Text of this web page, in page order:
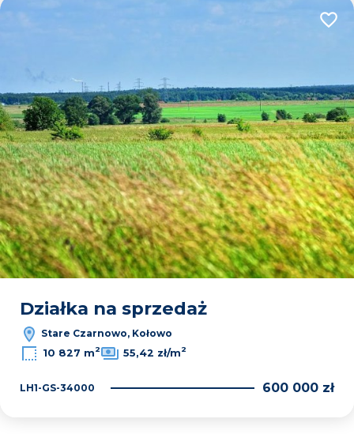
Działka na sprzedaż
Stare Czarnowo, Kołowo
10 827 m2 55,42 zł/m2
LH1-GS-34000 600 000 zł